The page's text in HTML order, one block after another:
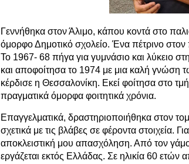
Γεννήθηκα στον Άλιμο, κάπου κοντά στο
όμορφο Δημοτικό σχολείο. Ένα πέτρινο
Το 1967- 68 πήγα για γυμνάσιο και λύκειο
και αποφοίτησα το 1974 με μια καλή γνώση
κέρδισε η Θεσσαλονίκη. Εκεί φοίτησα στο
πραγματικά όμορφα φοιτητικά χρόνια.
Επαγγελματικά, δραστηριοποιήθηκα στον
σχετικά με τις βλάβες σε φέροντα στοιχεία.
αποκλειστική μου απασχόληση. Από τον γάμο
εργάζεται εκτός Ελλάδας. Σε ηλικία 60